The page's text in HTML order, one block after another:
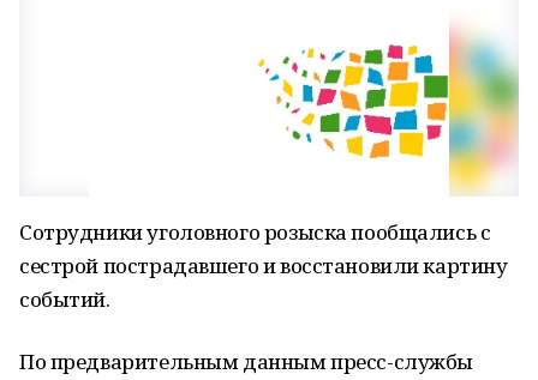
Сотрудники уголовного розыска пообщались с
сестрой пострадавшего и восстановили картину
событий.
По предварительным данным пресс-службы